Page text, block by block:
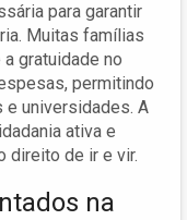
para garantir
Muitas famílias
gratuidade no
permitindo
universidades. A
ativa e
direito de ir e vir.
na